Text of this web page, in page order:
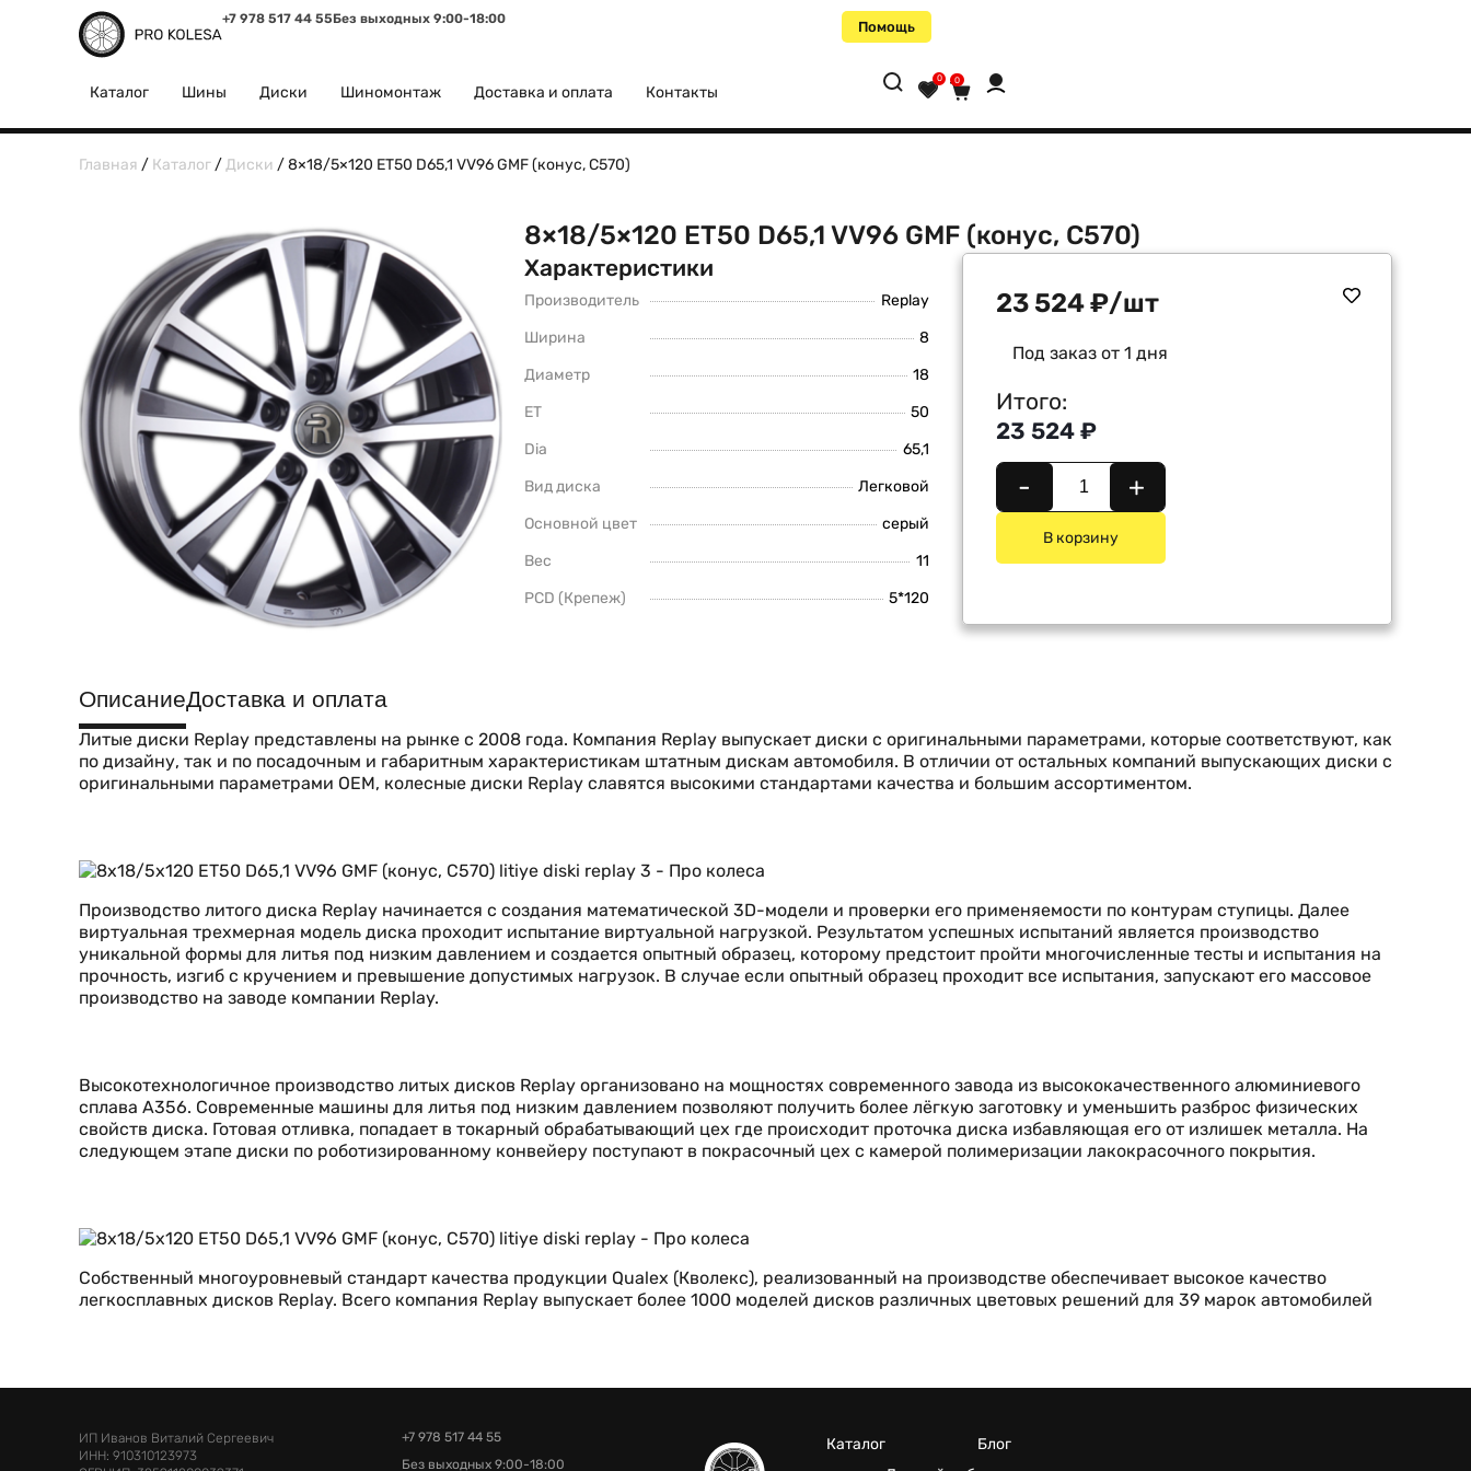
+7 978 517 44 55Без выходных 9:00-18:00 Помощь
Каталог Шины Диски Шиномонтаж Доставка и оплата Контакты
0 0
Главная / Каталог /Диски / 8×18/5×120 ET50 D65,1 VV96 GMF (конус, C570)
8×18/5×120 ET50 D65,1 VV96 GMF (конус, C570)
Характеристики
Производитель
Replay
Ширина
8
Диаметр
18
ET
50
Dia
65,1
Вид диска
Легковой
Основной цвет
серый
Вес
11
PCD (Крепеж)
5*120
23 524₽/шт
Под заказ от 1 дня
Итого:
23 524 ₽
- +
В корзину
ОписаниеДоставка и оплата
Литые диски Replay представлены на рынке с 2008 года. Компания Replay выпускает диски с оригинальными параметрами, которые соответствуют, как
по дизайну, так и по посадочным и габаритным характеристикам штатным дискам автомобиля. В отличии от остальных компаний выпускающих диски с
оригинальными параметрами OEM, колесные диски Replay славятся высокими стандартами качества и большим ассортиментом.
Производство литого диска Replay начинается с создания математической 3D-модели и проверки его применяемости по контурам ступицы. Далее
виртуальная трехмерная модель диска проходит испытание виртуальной нагрузкой. Результатом успешных испытаний является производство
уникальной формы для литья под низким давлением и создается опытный образец, которому предстоит пройти многочисленные тесты и испытания на
прочность, изгиб с кручением и превышение допустимых нагрузок. В случае если опытный образец проходит все испытания, запускают его массовое
производство на заводе компании Replay.
Высокотехнологичное производство литых дисков Replay организовано на мощностях современного завода из высококачественного алюминиевого
сплава А356. Современные машины для литья под низким давлением позволяют получить более лёгкую заготовку и уменьшить разброс физических
свойств диска. Готовая отливка, попадает в токарный обрабатывающий цех где происходит проточка диска избавляющая его от излишек металла. На
следующем этапе диски по роботизированному конвейеру поступают в покрасочный цех с камерой полимеризации лакокрасочного покрытия.
Собственный многоуровневый стандарт качества продукции Qualex (Кволекс), реализованный на производстве обеспечивает высокое качество
легкосплавных дисков Replay. Всего компания Replay выпускает более 1000 моделей дисков различных цветовых решений для 39 марок автомобилей
ИП Иванов Виталий Сергеевич
ИНН: 910310123973
+7 978 517 44 55
Без выходных 9:00-18:00
Каталог
Блог